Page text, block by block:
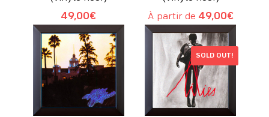
49,00€
À partir de 49,00€
SOLD OUT!